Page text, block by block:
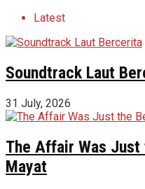
Latest
Soundtrack Laut
31 July, 2026
The Affair Was Just
Mayat